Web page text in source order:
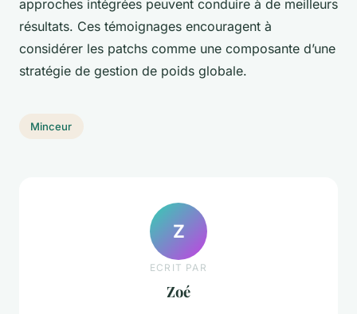
approches intégrées peuvent conduire à de meilleurs
résultats. Ces témoignages encouragent à
considérer les patchs comme une composante d’une
stratégie de gestion de poids globale.
Minceur
Z
ECRIT PAR
Zoé